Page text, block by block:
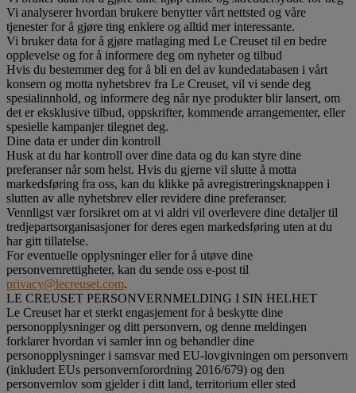
Vi analyserer hvordan brukere benytter vårt nettsted og våre
tjenester for å gjøre ting enklere og alltid mer interessante.
Vi bruker data for å gjøre matlaging med Le Creuset til en bedre
opplevelse og for å informere deg om nyheter og tilbud
Hvis du bestemmer deg for å bli en del av kundedatabasen i vårt
konsern og motta nyhetsbrev fra Le Creuset, vil vi sende deg
spesialinnhold, og informere deg når nye produkter blir lansert, om
det er eksklusive tilbud, oppskrifter, kommende arrangementer, eller
spesielle kampanjer tilegnet deg.
Dine data er under din kontroll
Husk at du har kontroll over dine data og du kan styre dine
preferanser når som helst. Hvis du gjerne vil slutte å motta
markedsføring fra oss, kan du klikke på avregistreringsknappen i
slutten av alle nyhetsbrev eller revidere dine preferanser.
Vennligst vær forsikret om at vi aldri vil overlevere dine detaljer til
tredjepartsorganisasjoner for deres egen markedsføring uten at du
har gitt tillatelse.
For eventuelle opplysninger eller for å utøve dine
personvernrettigheter, kan du sende oss e-post til
privacy@lecreuset.com.
LE CREUSET PERSONVERNMELDING I SIN HELHET
Le Creuset har et sterkt engasjement for å beskytte dine
personopplysninger og ditt personvern, og denne meldingen
forklarer hvordan vi samler inn og behandler dine
personopplysninger i samsvar med EU-lovgivningen om personvern
(inkludert EUs personvernforordning 2016/679) og den
personvernlov som gjelder i ditt land, territorium eller sted